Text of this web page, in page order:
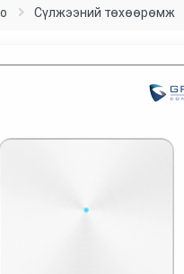
Сүлжээний төхөөрөмж